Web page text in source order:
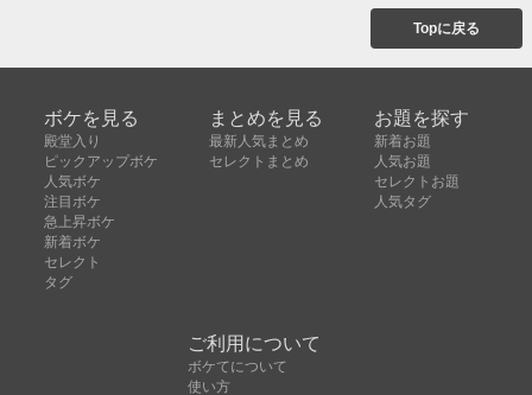
Topに戻る
ボケを見る
殿堂入り
ピックアップボケ
人気ボケ
注目ボケ
急上昇ボケ
新着ボケ
セレクト
タグ
まとめを見る
最新人気まとめ
セレクトまとめ
お題を探す
新着お題
人気お題
セレクトお題
人気タグ
ご利用について
ボケてについて
使い方